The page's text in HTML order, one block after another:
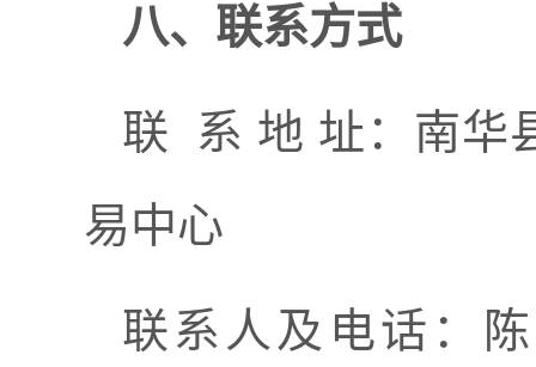
八、联系方式
联 系 地 址：南华
易中心
联系人及电话：